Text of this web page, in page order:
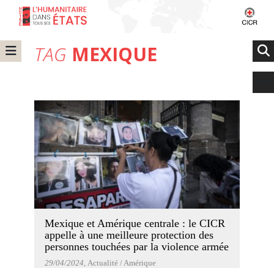
TAG MEXIQUE
Mexique et Amérique centrale : le CICR
appelle à une meilleure protection des
personnes touchées par la violence armée
29/04/2024 , Actualité / Amérique